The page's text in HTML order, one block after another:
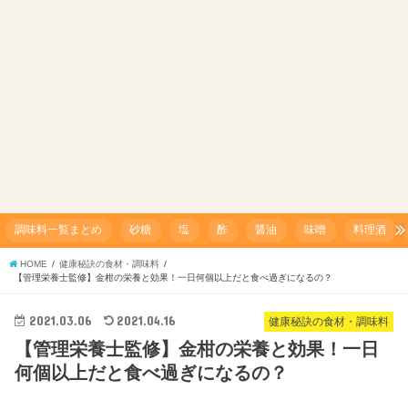
調味料一覧まとめ 砂糖 塩 酢 醤油 味噌 料理酒
HOME
健康秘訣の食材・調味料
【管理栄養士監修】金柑の栄養と効果！一日何個以上だと食べ過ぎになるの？
健康秘訣の食材・調味料
2021.03.06 2021.04.16
【管理栄養士監修】金柑の栄養と効果！一日
何個以上だと食べ過ぎになるの？